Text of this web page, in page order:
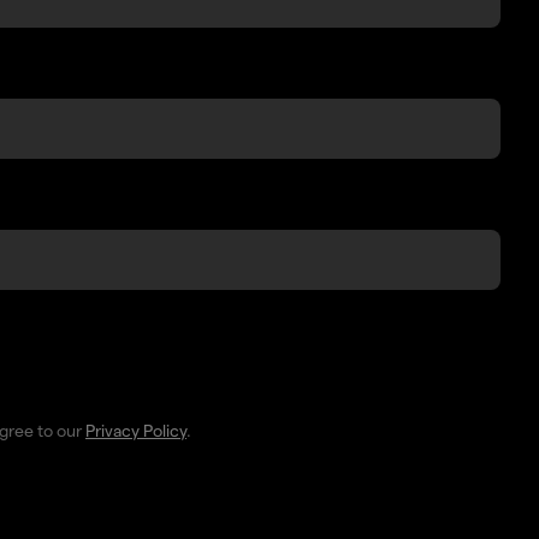
to our Privacy Policy.